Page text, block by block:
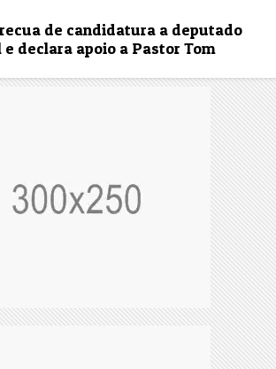
de candidatura a deputado
declara apoio a Pastor Tom